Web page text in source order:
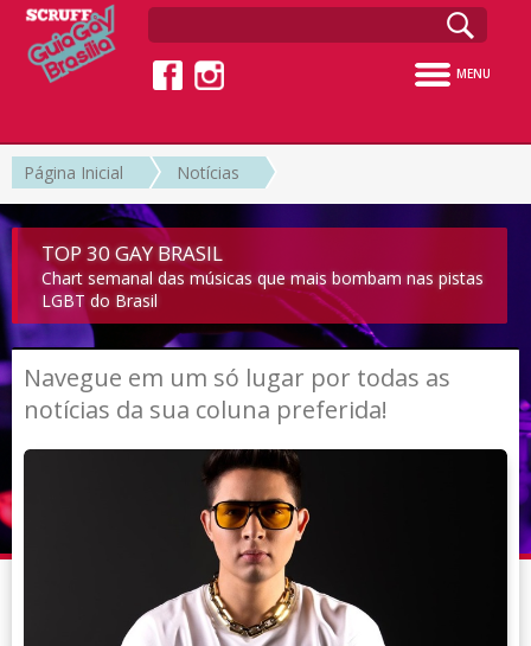
MENU
Página Inicial Notícias
TOP 30 GAY BRASIL
Chart semanal das músicas que mais bombam nas pistas
LGBT do Brasil
Navegue em um só lugar por todas as
notícias da sua coluna preferida!